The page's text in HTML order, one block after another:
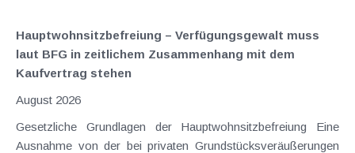
Hauptwohnsitz​­befreiung – Verfügungsgewalt muss
laut BFG in zeitlichem Zusammenhang mit dem
Kaufvertrag stehen
August 2026
Gesetzliche Grundlagen der Hauptwohnsitzbefreiung Eine
Ausnahme von der bei privaten Grundstücksveräußerungen